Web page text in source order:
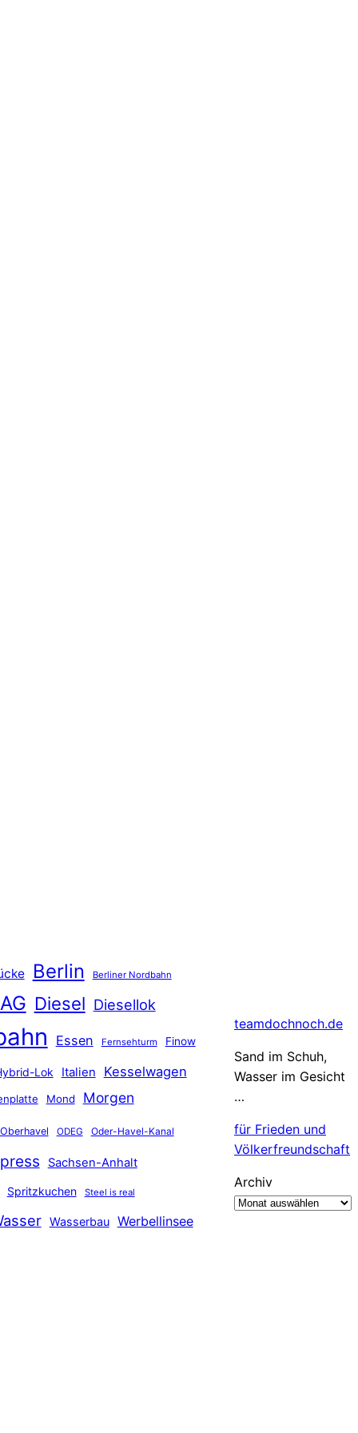
Berlin Berliner Nordbahn
Diesel Diesellok
Essen Fernsehturm Finow
Lok Italien Kesselwagen
Mond Morgen
Oberhavel ODEG Oder-Havel-Kanal
Sachsen-Anhalt
Spritzkuchen Steel is real
Wasserbau Werbellinsee
teamdochnoch.de
Sand im Schuh,
Wasser im Gesicht
…
für Frieden und
Völkerfreundschaft
Archiv